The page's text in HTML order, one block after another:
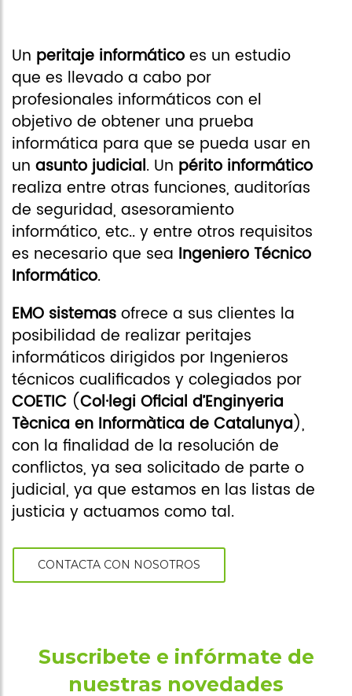
Un peritaje informáticoes un estudio
que es llevado a cabo por
profesionales informáticos con el
objetivo de obtener una prueba
informática para que se pueda usar en
un asunto judicial. Un périto informático
realiza entre otras funciones, auditorías
de seguridad, asesoramiento
informático, etc.. y entre otros requisitos
es necesario que sea Ingeniero Técnico
Informático.
EMO sistemasofrece a sus clientes la
posibilidad de realizar peritajes
informáticos dirigidos por Ingenieros
técnicos cualificados y colegiados por
COETIC (Col·legi Oficial d’Enginyeria
Tècnica en Informàtica de Catalunya),
con la finalidad de la resolución de
conflictos, ya sea solicitado de parte o
judicial, ya que estamos en las listas de
justicia y actuamos como tal.
CONTACTA CON NOSOTROS
Suscribete e infórmate de
nuestras novedades